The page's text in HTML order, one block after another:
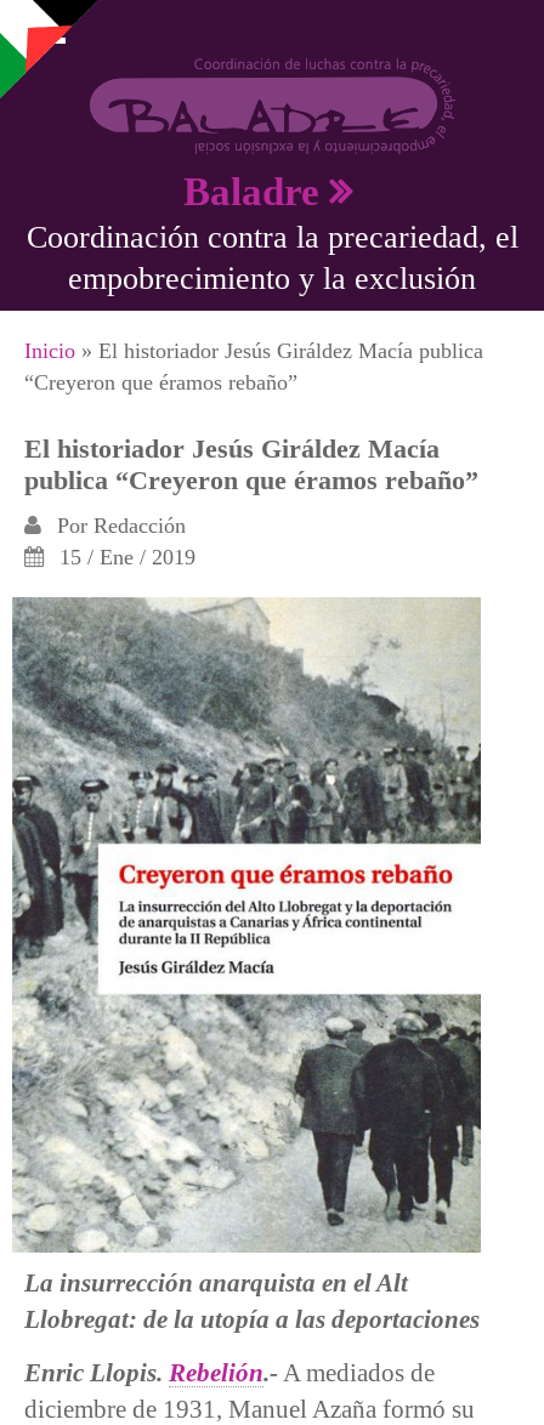
Pasar al contenido principal
Baladre
Coordinación contra la precariedad, el
empobrecimiento y la exclusión
Se encuentra usted aquí
Inicio » El historiador Jesús Giráldez Macía publica
“Creyeron que éramos rebaño”
El historiador Jesús Giráldez Macía
publica “Creyeron que éramos rebaño”
Por Redacción
15 / Ene / 2019
La insurrección anarquista en el Alt
Llobregat: de la utopía a las deportaciones
Enric Llopis. Rebelión.- A mediados de
diciembre de 1931, Manuel Azaña formó su